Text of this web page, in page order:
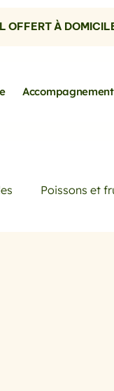
OFFERT À
Accompagnement
Poissons et